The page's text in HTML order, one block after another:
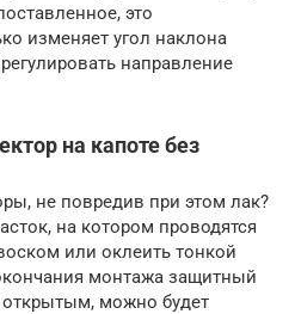
это
изменяет угол наклона
направление
на капоте без
не повредив при этом лак?
на котором проводятся
или оклеить тонкой
монтажа защитный
открытым, можно будет